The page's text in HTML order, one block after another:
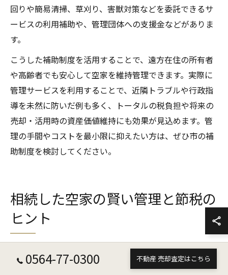
回りや簡易清掃、草刈り、害獣対策などを委託できるサ
ービスの利用補助や、管理団体への支援金などがありま
す。
こうした補助制度を活用することで、遠方在住の所有者
や高齢者でも安心して空家を維持管理できます。実際に
管理サービスを利用することで、近隣トラブルや行政指
導を未然に防いだ例も多く、トータルの税負担や将来の
売却・活用時の資産価値維持にも効果が見込めます。管
理の手間やコストを最小限に抑えたい方は、ぜひ市の補
助制度を検討してください。
相続した空家の賢い管理と節税の
ヒント
相続空家の固定資産税を抑える管理ポイント
0564-77-0300 不動産 売却査定はこちら